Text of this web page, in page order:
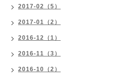
2017-02（5）
2017-01（2）
2016-12（1）
2016-11（3）
2016-10（2）